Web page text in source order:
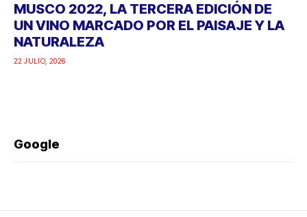
MUSCO 2022, LA TERCERA EDICIÓN DE
UN VINO MARCADO POR EL PAISAJE Y LA
NATURALEZA
22 JULIO, 2026
Google